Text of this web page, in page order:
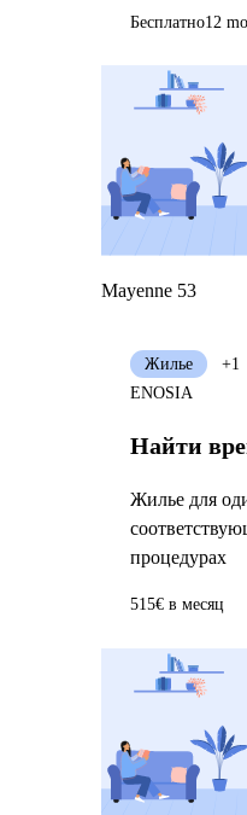
Бесплатно12
Mayenne 53
Найти
Жилье для
процедурах
Жилье
+1
ENOSIA
515€ в месяц